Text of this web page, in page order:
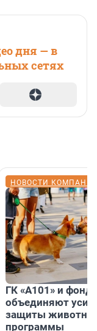
дня — в
сетях
НОВОСТИ
ГК «А101» и фонд
объединяют
защиты
программы